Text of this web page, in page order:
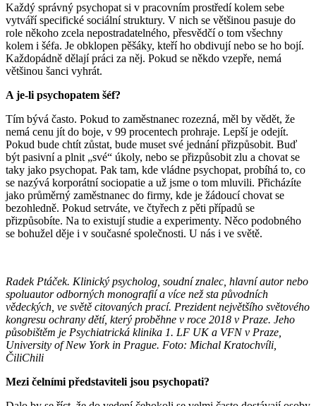
Každý správný psychopat si v pracovním prostředí kolem sebe
vytváří specifické sociální struktury. V nich se většinou pasuje do
role někoho zcela nepostradatelného, přesvědčí o tom všechny
kolem i šéfa. Je obklopen pěšáky, kteří ho obdivují nebo se ho bojí.
Každopádně dělají práci za něj. Pokud se někdo vzepře, nemá
většinou šanci vyhrát.
A je-li psychopatem šéf?
Tím bývá často. Pokud to zaměstnanec rozezná, měl by vědět, že
nemá cenu jít do boje, v 99 procentech prohraje. Lepší je odejít.
Pokud bude chtít zůstat, bude muset své jednání přizpůsobit. Buď
být pasivní a plnit „své“ úkoly, nebo se přizpůsobit zlu a chovat se
taky jako psychopat. Pak tam, kde vládne psychopat, probíhá to, co
se nazývá korporátní sociopatie a už jsme o tom mluvili. Přicházíte
jako průměrný zaměstnanec do firmy, kde je žádoucí chovat se
bezohledně. Pokud setrváte, ve čtyřech z pěti případů se
přizpůsobíte. Na to existují studie a experimenty. Něco podobného
se bohužel děje i v současné společnosti. U nás i ve světě.
Radek Ptáček. Klinický psycholog, soudní znalec, hlavní autor nebo
spoluautor odborných monografií a více než sta původních
vědeckých, ve světě citovaných prací. Prezident největšího světového
kongresu ochrany dětí, který proběhne v roce 2018 v Praze. Jeho
působištěm je Psychiatrická klinika 1. LF UK a VFN v Praze,
University of New York in Prague. Foto: Michal Kratochvíli,
ČiliChili
Mezi čelními představiteli jsou psychopati?